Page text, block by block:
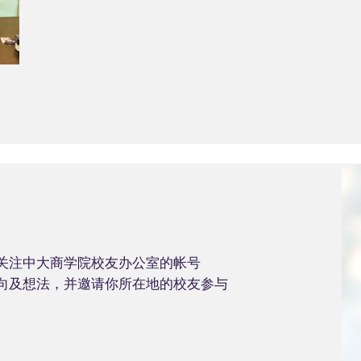
注中大商学院校友办公室的帐号
及想法，并邀请你所在地的校友参与